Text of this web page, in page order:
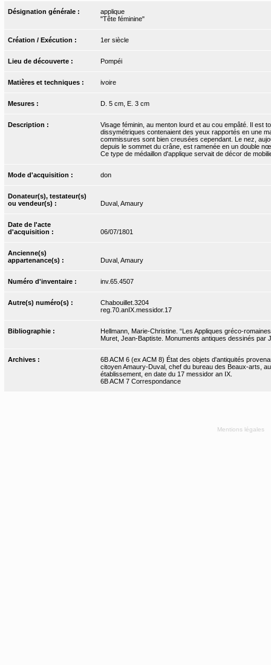
Désignation générale :
applique
"Tête féminine"
Création / Exécution : 1er siècle
Lieu de découverte : Pompéi
Matières et techniques : ivoire
Mesures : D. 5 cm, E. 3 cm
Description :
Visage féminin, au menton lourd et au cou empâté. Il est
dissymétriques contenaient des yeux rapportés en une
commissures sont bien creusées cependant. Le nez,
depuis le sommet du crâne, est ramenée en un double
Ce type de médaillon d'applique servait de décor de
Mode d'acquisition : don
Donateur(s), testateur(s)
ou vendeur(s) :
Duval, Amaury
Date de l'acte
d'acquisition :
06/07/1801
Ancienne(s)
appartenance(s) :
Duval, Amaury
Numéro d'inventaire : inv.65.4507
Autre(s) numéro(s) :
Chabouillet.3204
reg.70.anIX.messidor.17
Bibliographie :
Hellmann, Marie-Christine. “Les Appliques gréco-
Muret, Jean-Baptiste. Monuments antiques dessinés par
Archives :
6B ACM 6 (ex ACM 8) État des objets d'antiquités
citoyen Amaury-Duval, chef du bureau des Beaux-arts,
établissement, en date du 17 messidor an IX.
6B ACM 7 Correspondance
Mentions légales